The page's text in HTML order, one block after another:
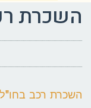
השכרת
השכרת רכב בחו"ל